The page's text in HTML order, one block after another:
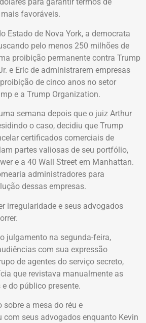
para garantir termos de
favoráveis.
Estado de Nova York, a democrata
pelo menos 250 milhões de
proibição permanente contra Trump
e Eric de administrarem empresas
de cinco anos no setor
e a Trump Organization.
semana depois que o juiz Arthur
o caso, decidiu que Trump
certificados comerciais de
partes valiosas de seu portfólio,
e a 40 Wall Street em Manhattan.
administradores para
dessas empresas.
irregularidade e seus advogados
julgamento na segunda-feira,
com sua expressão
de agentes do serviço secreto,
que revistava manualmente as
do público presente.
sobre a mesa do réu e
seus advogados enquanto Kevin